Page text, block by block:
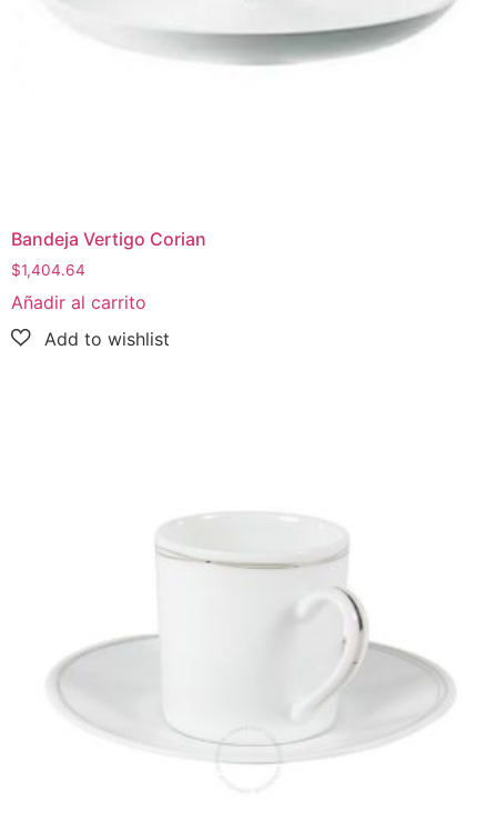
Bandeja Vertigo Corian
$1,404.64
Añadir al carrito